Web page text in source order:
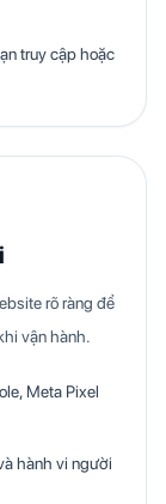
truy cập hoặc
rõ ràng để
vận hành.
Meta Pixel
hành vi người